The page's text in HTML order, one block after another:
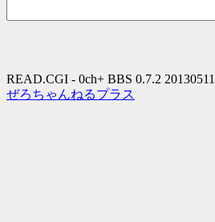
READ.CGI - 0ch+ BBS 0.7.2 20130511
ぜろちゃんねるプラス